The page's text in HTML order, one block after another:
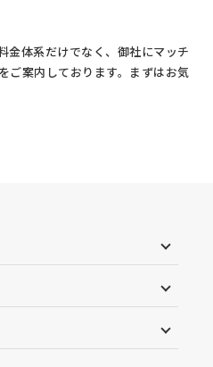
金体系だけでなく、御社にマッチ
ご案内しております。まずはお気